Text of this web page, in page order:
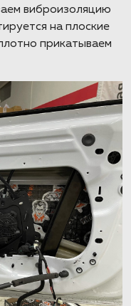
виброизоляцию
на плоские
прикатываем